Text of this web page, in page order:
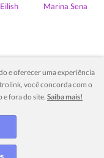
Marina Sena
e oferecer uma experiência
você concorda com o
e fora do site.Saiba mais!